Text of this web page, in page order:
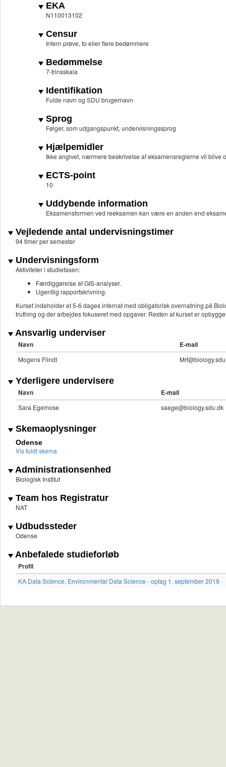
EKA
N110013102
Censur
Intern prøve, to eller flere bedømmere
Bedømmelse
7-trinsskala
Identifikation
Fulde navn og SDU brugernavn
Sprog
Følger, som udgangspunkt, undervisningssprog
Hjælpemidler
Ikke angivet, nærmere beskrivelse af eksamensreglerne vil blive
ECTS-point
10
Uddybende information
Eksamensformen ved reeksamen kan være en anden end
Vejledende antal undervisningstimer
94 timer per semester
Undervisningsform
Aktiviteter i studiefasen:
Færdiggørelse af GIS-analyser.
Ugentlig rapportskrivning.
Kurset indeholder et 5-6 dages internat med obligatorisk overnatning på
truthing og der arbejdes fokuseret med opgaver. Resten af kurset er
Ansvarlig underviser
Navn E-mail
Mogens Flindt
Yderligere undervisere
Navn E-mail
Sara Egemose saege@biology.sdu.dk
Skemaoplysninger
Odense
Vis fuldt skema
Administrationsenhed
Biologisk Institut
Team hos Registratur
NAT
Udbudssteder
Odense
Anbefalede studieforløb
Profil
KA Data Science, Environmental Data Science - optag 1. september 2019